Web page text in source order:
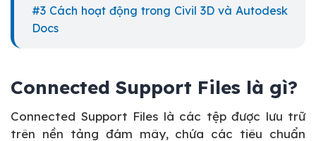
Cách hoạt động trong Civil 3D và Autodesk
Docs
Connected Support Files là gì?
Connected Support Files là các tệp được lưu trữ
trên nền tảng đám mây, chứa các tiêu chuẩn